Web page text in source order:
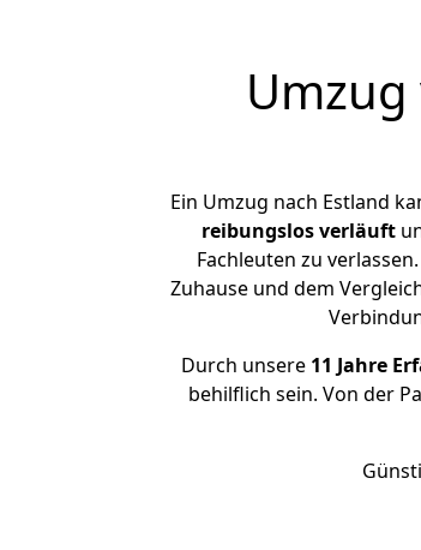
Umzug
Ein Umzug nach Estland
reibungslosverläuft
Fachleuten zu
Zuhause und dem
Durch unsere 11 Jahre
behilflich sein. Von der